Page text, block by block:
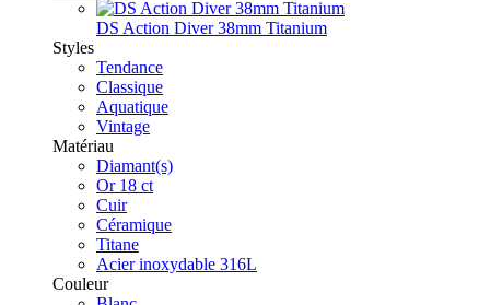
DS Action Diver 38mm Titanium
Styles
Tendance
Classique
Aquatique
Vintage
Matériau
Diamant(s)
Or 18 ct
Cuir
Céramique
Titane
Acier inoxydable 316L
Couleur